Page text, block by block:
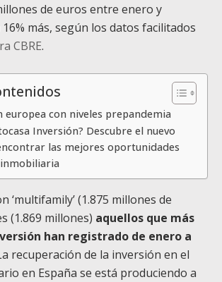
de euros entre enero y
más, según los datos facilitados
CBRE.
europea con niveles prepandemia
Inversión? Descubre el nuevo
las mejores oportunidades
‘multifamily’ (1.875 millones de
(1.869 millones) aquellos que más
han registrado de enero a
recuperación de la inversión en el
en España se está produciendo a